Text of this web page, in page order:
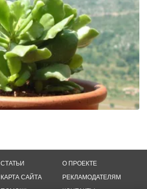
СТАТЬИ
КАРТА САЙТА
О ПРОЕКТЕ
РЕКЛАМОДАТЕЛЯМ